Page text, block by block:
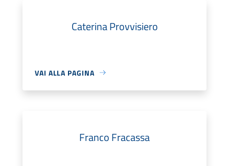
Caterina Provvisiero
VAI ALLA PAGINA
Franco Fracassa